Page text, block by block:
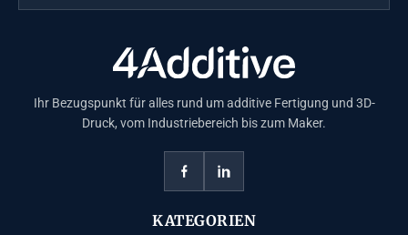
Ihr Bezugspunkt für alles rund um additive Fertigung und 3D-
Druck, vom Industriebereich bis zum Maker.
KATEGORIEN